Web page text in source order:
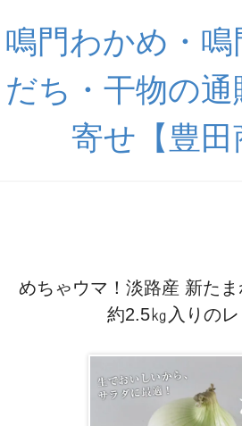
鳴門わかめ・鳴
だち・干物の通
寄せ【豊田
めちゃウマ！淡路産 新たま
約2.5㎏入りの